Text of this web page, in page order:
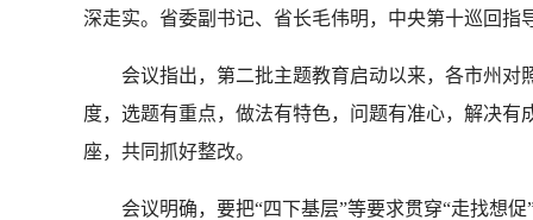
深走实。省委副书记、省长毛伟明，中央第十巡回指
会议指出，第二批主题教育启动以来，各市州对
度，选题有重点，做法有特色，问题有准心，解决
座，共同抓好整改。
会议明确，要把“四下基层”等要求贯穿“走找想促